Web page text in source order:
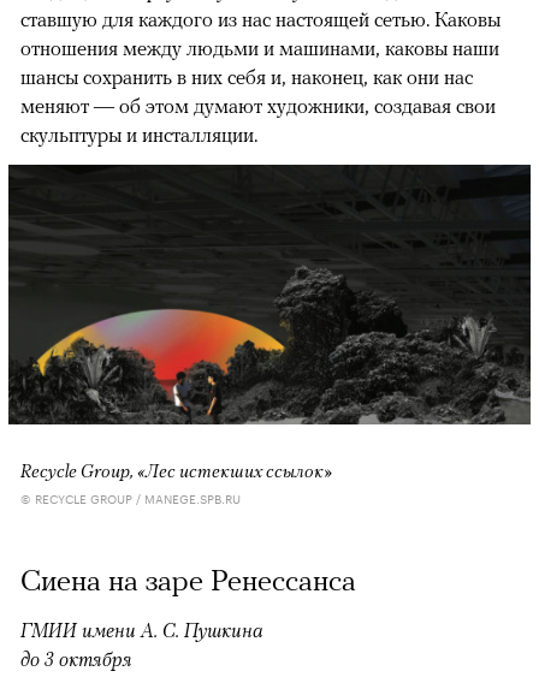
ставшую для каждого из нас настоящей сетью. Каковы
отношения между людьми и машинами, каковы наши
шансы сохранить в них себя и, наконец, как они нас
меняют — об этом думают художники, создавая свои
скульптуры и инсталляции.
Recycle Group, «Лес истекших ссылок»
© RECYCLE GROUP / MANEGE.SPB.RU
Сиена на заре Ренессанса
ГМИИ имени А. С. Пушкина
до 3 октября